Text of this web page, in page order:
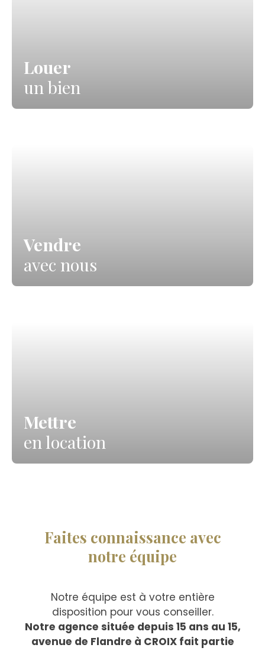
Louer
un bien
Vendre
avec nous
Mettre
en location
Faites connaissance avec
notre équipe
Notre équipe est à votre entière
disposition pour vous conseiller.
Notre agence située depuis 15 ans au 15,
avenue de Flandre à CROIX fait partie